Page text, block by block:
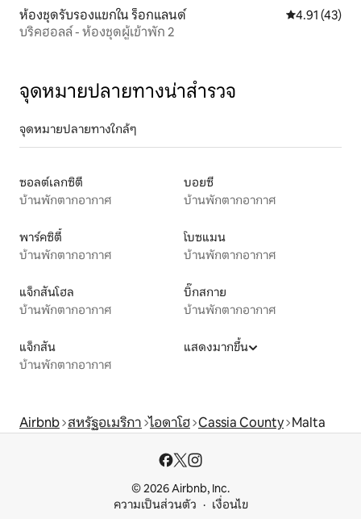
ห้องชุดรับรองแขกใน ร็อกแลนด์ คะแนนเฉลี่ย
4.91 (43)
บริคฮอลล์ - ห้องชุดผู้เข้าพัก 2
จุดหมายปลายทางน่าสำรวจ
จุดหมายปลายทางใกล้ๆ
ซอลต์เลกซิตี
บ้านพักตากอากาศ
บอยซี
บ้านพักตากอากาศ
พาร์คซิตี้
บ้านพักตากอากาศ
โบซแมน
บ้านพักตากอากาศ
แจ็กสันโฮล
บ้านพักตากอากาศ
บิ๊กสกาย
บ้านพักตากอากาศ
แจ็กสัน
บ้านพักตากอากาศ
แสดงมากขึ้น
Airbnb สหรัฐอเมริกา ไอดาโฮ Cassia County Malta
© 2026 Airbnb, Inc.
ความเป็นส่วนตัว
เงื่อนไข